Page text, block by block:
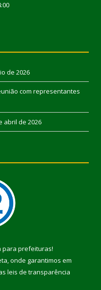
de 2026
com representantes
abril de 2026
para prefeituras!
onde garantimos em
leis de transparência